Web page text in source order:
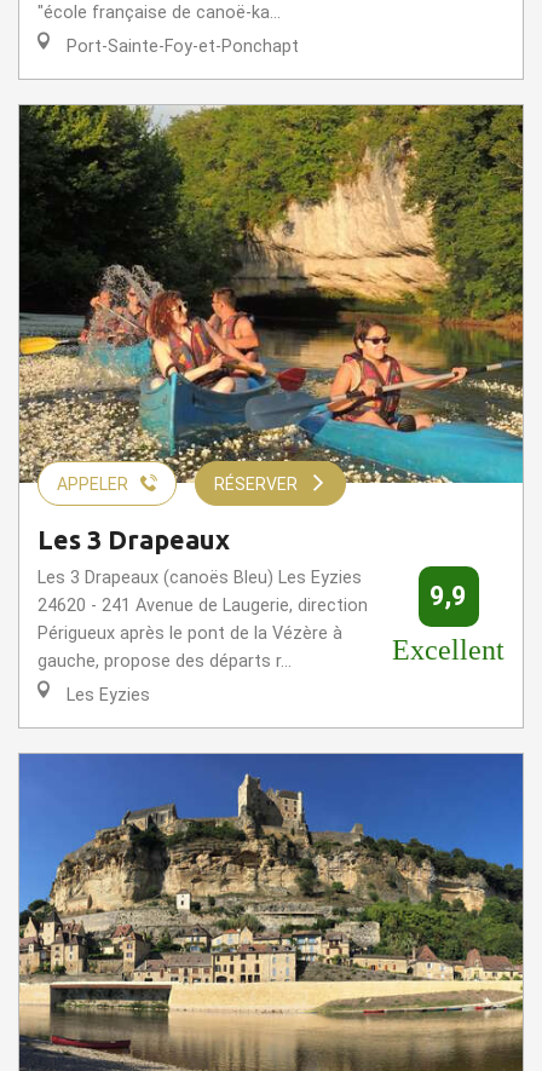
"école française de canoë-ka...
Port-Sainte-Foy-et-Ponchapt
APPELER RÉSERVER
Les 3 Drapeaux
Les 3 Drapeaux (canoës Bleu) Les Eyzies
24620 - 241 Avenue de Laugerie, direction
Périgueux après le pont de la Vézère à
gauche, propose des départs r...
Les Eyzies
9,9
Excellent